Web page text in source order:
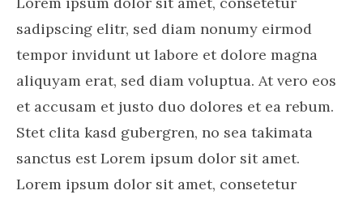
sadipscing elitr, sed diam nonumy eirmod
tempor invidunt ut labore et dolore magna
aliquyam erat, sed diam voluptua. At vero eos
et accusam et justo duo dolores et ea rebum.
Stet clita kasd gubergren, no sea takimata
sanctus est Lorem ipsum dolor sit amet.
Lorem ipsum dolor sit amet, consetetur